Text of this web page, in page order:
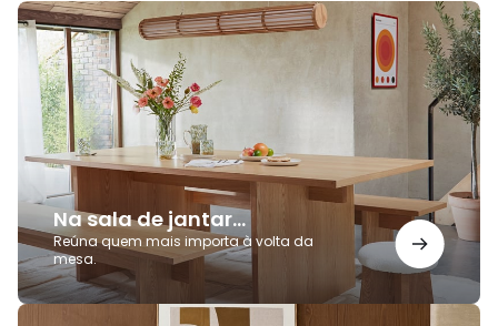
Na sala de jantar...
Reúna quem mais importa à volta da
mesa.
Na
sala
jantar...
Elegância